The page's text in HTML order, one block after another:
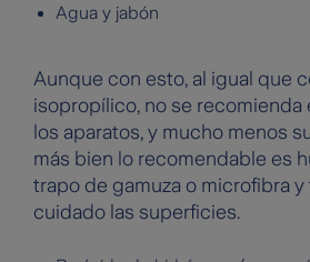
Agua y jabón
Aunque con esto, al igual que
isopropílico, no se recomienda
los aparatos, y mucho menos
más bien lo recomendable es
trapo de gamuza o microfibra y
cuidado las superficies.